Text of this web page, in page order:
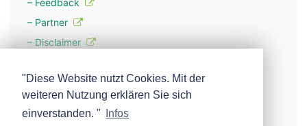
– Feedback
– Partner
– Disclaimer
– Werbung
– Mehr über unsere Experten
"Diese Website nutzt Cookies. Mit der
weiteren Nutzung erklären Sie sich
einverstanden. "
Infos